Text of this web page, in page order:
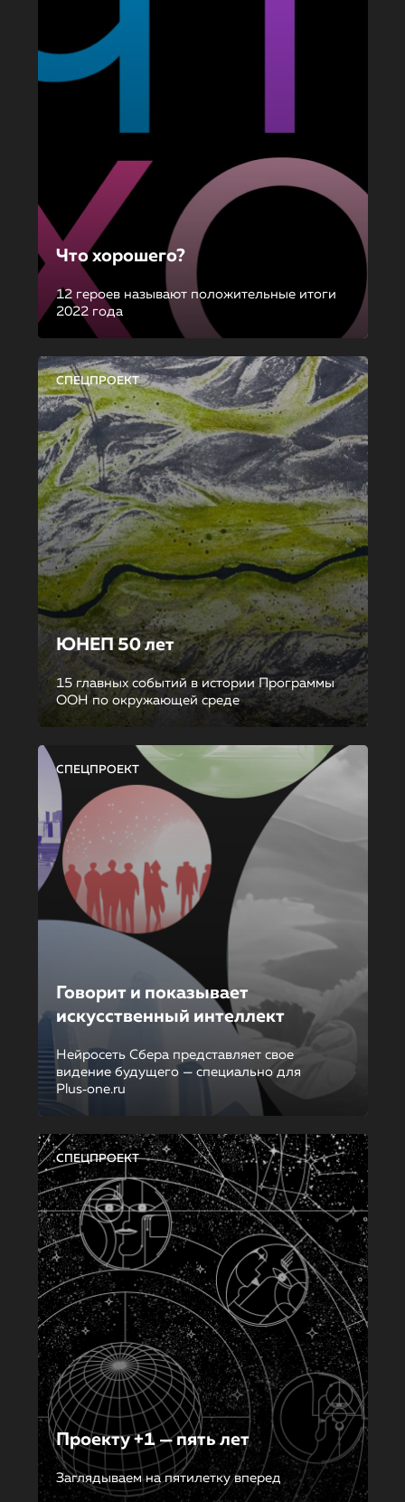
Что хорошего?
12 героев называют положительные итоги
2022 года
СПЕЦПРОЕКТ
ЮНЕП 50 лет
15 главных событий в истории Программы
ООН по окружающей среде
СПЕЦПРОЕКТ
Говорит и показывает
искусственный интеллект
Нейросеть Сбера представляет свое
видение будущего — специально для
Plus‑one.ru
СПЕЦПРОЕКТ
Проекту +1 — пять лет
Заглядываем на пятилетку вперед